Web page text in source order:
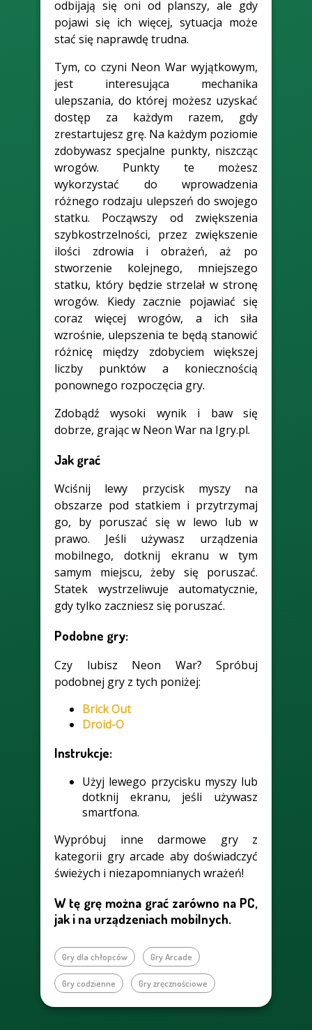
odbijają się oni od planszy, ale gdy
pojawi się ich więcej, sytuacja może
stać się naprawdę trudna.
Tym, co czyni Neon War wyjątkowym,
jest interesująca mechanika
ulepszania, do której możesz uzyskać
dostęp za każdym razem, gdy
zrestartujesz grę. Na każdym poziomie
zdobywasz specjalne punkty, niszcząc
wrogów. Punkty te możesz
wykorzystać do wprowadzenia
różnego rodzaju ulepszeń do swojego
statku. Począwszy od zwiększenia
szybkostrzelności, przez zwiększenie
ilości zdrowia i obrażeń, aż po
stworzenie kolejnego, mniejszego
statku, który będzie strzelał w stronę
wrogów. Kiedy zacznie pojawiać się
coraz więcej wrogów, a ich siła
wzrośnie, ulepszenia te będą stanowić
różnicę między zdobyciem większej
liczby punktów a koniecznością
ponownego rozpoczęcia gry.
Zdobądź wysoki wynik i baw się
dobrze, grając w Neon War na Igry.pl.
Jak grać
Wciśnij lewy przycisk myszy na
obszarze pod statkiem i przytrzymaj
go, by poruszać się w lewo lub w
prawo. Jeśli używasz urządzenia
mobilnego, dotknij ekranu w tym
samym miejscu, żeby się poruszać.
Statek wystrzeliwuje automatycznie,
gdy tylko zaczniesz się poruszać.
Podobne gry:
Czy lubisz Neon War? Spróbuj
podobnej gry z tych poniżej:
Brick Out
Droid-O
Instrukcje:
Użyj lewego przycisku myszy lub
dotknij ekranu, jeśli używasz
smartfona.
Wypróbuj inne darmowe gry z
kategorii gry arcade aby doświadczyć
świeżych i niezapomnianych wrażeń!
W tę grę można grać zarówno na PC,
jak i na urządzeniach mobilnych.
Gry dla chłopców Gry Arcade
Gry codzienne Gry zręcznościowe